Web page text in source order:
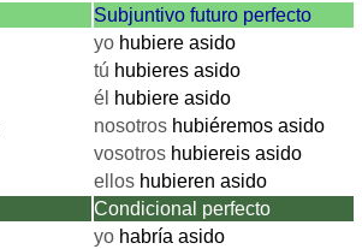
Subjuntivo futuro perfecto
yo hubiere asido
tú hubieres asido
él hubiere asido
nosotros hubiéremos asido
vosotros hubiereis asido
ellos hubieren asido
Condicional perfecto
yo habría asido